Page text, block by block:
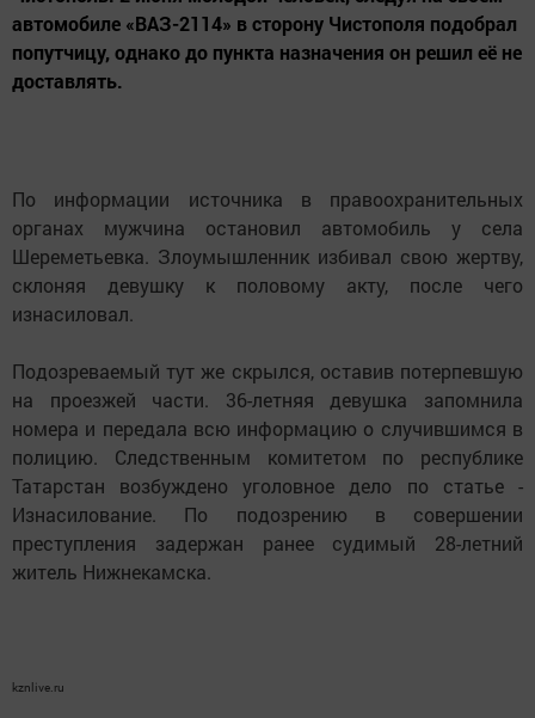
автомобиле «ВАЗ-2114» в сторону Чистополя подобрал
попутчицу, однако до пункта назначения он решил её не
доставлять.
По информации источника в правоохранительных
органах мужчина остановил автомобиль у села
Шереметьевка. Злоумышленник избивал свою жертву,
склоняя девушку к половому акту, после чего
изнасиловал.
Подозреваемый тут же скрылся, оставив потерпевшую
на проезжей части. 36-летняя девушка запомнила
номера и передала всю информацию о случившимся в
полицию. Следственным комитетом по республике
Татарстан возбуждено уголовное дело по статье -
Изнасилование. По подозрению в совершении
преступления задержан ранее судимый 28-летний
житель Нижнекамска.
kznlive.ru